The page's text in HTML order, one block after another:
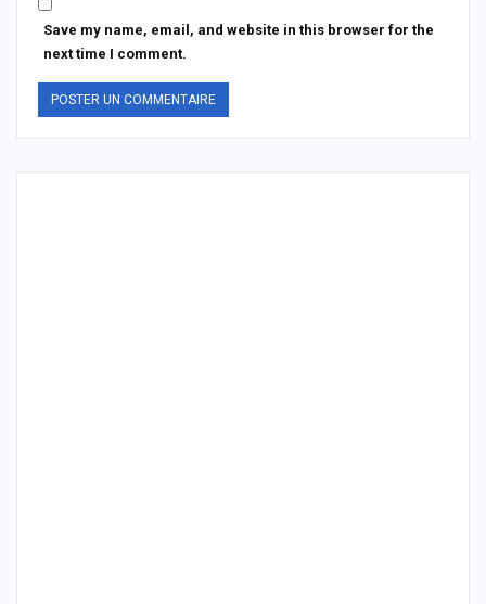
Save my name, email, and website in this browser for the
next time I comment.